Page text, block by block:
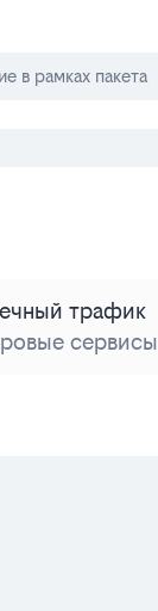
в рамках пакета
трафик
сервисы